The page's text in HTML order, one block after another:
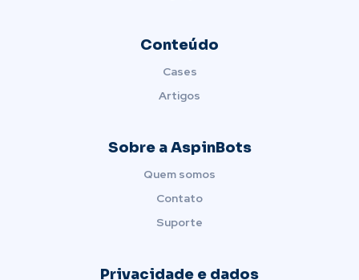
Conteúdo
Cases
Artigos
Sobre a AspinBots
Quem somos
Contato
Suporte
Privacidade e dados